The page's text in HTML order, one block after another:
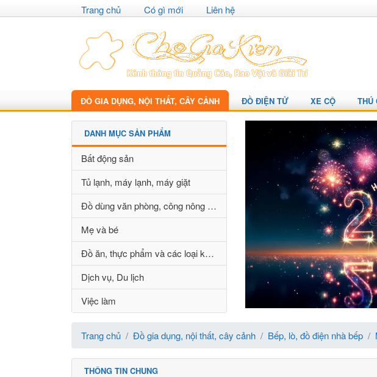
Trang chủ Có gì mới Liên hệ
ĐỒ GIA DỤNG, NỘI THẤT, CÂY CẢNH ĐỒ ĐIỆN TỬ XE CỘ THÚ
DANH MỤC SẢN PHẨM
Bất động sản
Tủ lạnh, máy lạnh, máy giặt
Đồ dùng văn phòng, công nông nghiệp
Mẹ và bé
Đồ ăn, thực phẩm và các loại khác
Dịch vụ, Du lịch
Việc làm
Trang chủ Đồ gia dụng, nội thất, cây cảnh Bếp, lò, đồ điện nhà bếp
THÔNG TIN CHUNG